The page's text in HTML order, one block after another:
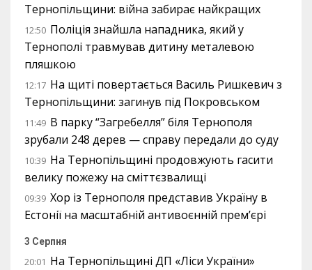
Тернопільщини: війна забирає найкращих
12:50 Поліція знайшла нападника, який у
Тернополі травмував дитину металевою
пляшкою
12:17 На щиті повертається Василь Ришкевич з
Тернопільщини: загинув під Покровськом
11:49 В парку “Загребелля” біля Тернополя
зрубали 248 дерев — справу передали до суду
10:39 На Тернопільщині продовжують гасити
велику пожежу на сміттєзвалищі
09:39 Хор із Тернополя представив Україну в
Естонії на масштабній антивоєнній прем’єрі
3 Серпня
20:01 На Тернопільщині ДП «Ліси України»